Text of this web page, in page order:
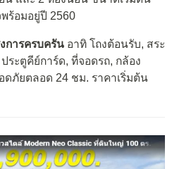
พร้อมอยู่ปี 2560
การครบครัน อาทิ โถงต้อนรับ, สระ
ระตูคีย์การ์ด, ที่จอดรถ, กล้อง
ดภัยตลอด 24 ชม. ราคาเริ่มต้น